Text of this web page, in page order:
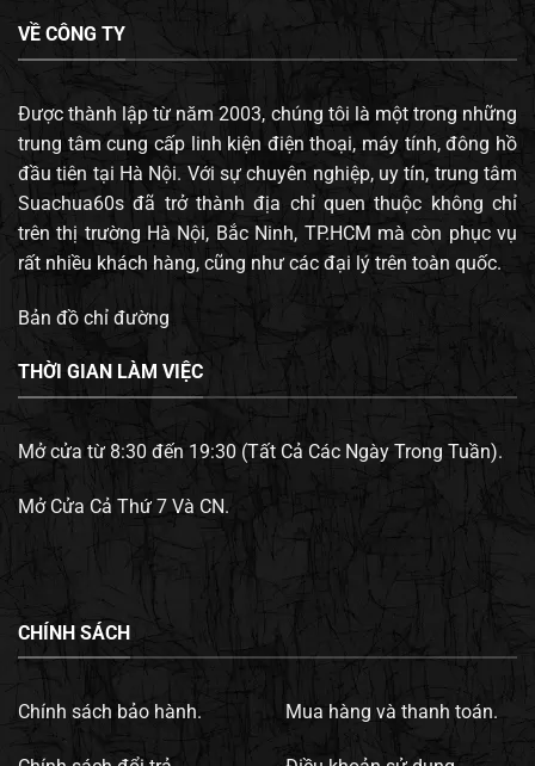
VỀ CÔNG TY
Được thành lập từ năm 2003, chúng tôi là một trong những
trung tâm cung cấp linh kiện điện thoại, máy tính, đông hồ
đầu tiên tại Hà Nội. Với sự chuyên nghiệp, uy tín, trung tâm
Suachua60s đã trở thành địa chỉ quen thuộc không chỉ
trên thị trường Hà Nội, Bắc Ninh, TP.HCM mà còn phục vụ
rất nhiều khách hàng, cũng như các đại lý trên toàn quốc.
Bản đồ chỉ đường
THỜI GIAN LÀM VIỆC
Mở cửa từ 8:30 đến 19:30 (Tất Cả Các Ngày Trong Tuần).
Mở Cửa Cả Thứ 7 Và CN.
CHÍNH SÁCH
Chính sách bảo hành. Mua hàng và thanh toán.